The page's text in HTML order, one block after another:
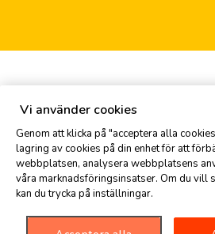
Kommentar
Vi använder cookies
Genom att klicka på "acceptera alla
lagring av cookies på din enhet för att
webbplatsen, analysera webbplatsens
våra marknadsföringsinsatser. Om du vill
kan du trycka på inställningar.